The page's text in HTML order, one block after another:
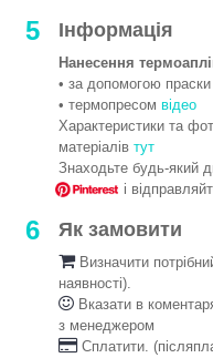
5 Інформація
Нанесення
• за допомогою
• термопресом відео
Характеристики та
матеріалів тут
Знаходьте будь-який
і
6 Як замовити
Визначити
наявності).
Вказати в
з менеджером
Сплатити.